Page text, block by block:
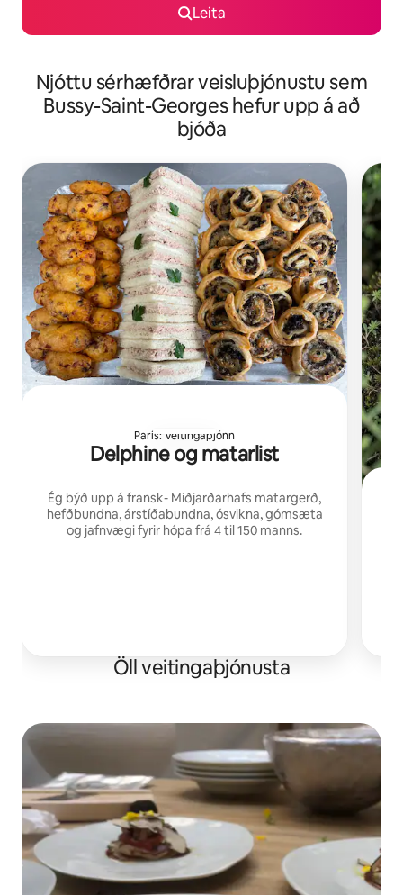
Leita
Njóttu sérhæfðrar veisluþjónustu sem
Bussy-Saint-Georges hefur upp á að
bjóða
París: Veitingaþjónn
Delphine og matarlist
Ég býð upp á fransk- Miðjarðarhafs matargerð,
hefðbundna, árstíðabundna, ósvikna, gómsæta
og jafnvægi fyrir hópa frá 4 til 150 manns.
Öll veitingaþjónusta